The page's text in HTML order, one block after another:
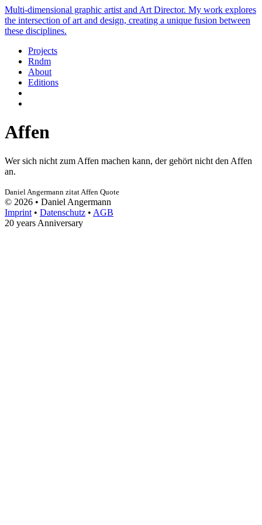
Multi-dimensional graphic artist and Art Director. My work explores
the intersection of art and design, creating a unique fusion between
these disciplines.
Projects
Rndm
About
Editions
Affen
Wer sich nicht zum Affen machen kann, der gehört nicht den Affen
an.
Daniel Angermann zitat Affen Quote
© 2026 • Daniel Angermann
Imprint • Datenschutz • AGB
20 years Anniversary